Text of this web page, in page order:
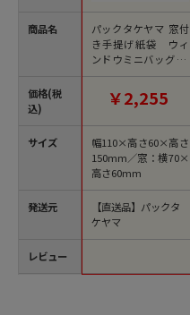
商品名
価格(税
込)
サイズ
発送元
レビュー
パックタケヤマ 窓付
き手提げ紙袋 ウィ
ンドウミニバッグ エ
メラルド XZT65215 2
5枚/袋（ご注文単位4
袋）【直送品】
￥2,255
幅110×高さ60×高さ
150mm／窓：横70×
高さ60mm
【直送品】パックタ
ケヤマ